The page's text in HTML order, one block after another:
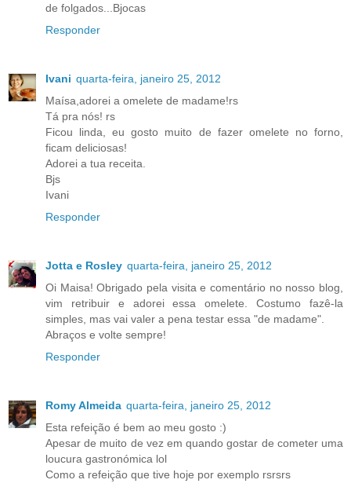
de folgados...Bjocas
Responder
Ivani quarta-feira, janeiro 25, 2012
Maísa,adorei a omelete de madame!rs
Tá pra nós! rs
Ficou linda, eu gosto muito de fazer omelete no forno,
ficam deliciosas!
Adorei a tua receita.
Bjs
Ivani
Responder
Jotta e Rosley quarta-feira, janeiro 25, 2012
Oi Maisa! Obrigado pela visita e comentário no nosso blog,
vim retribuir e adorei essa omelete. Costumo fazê-la
simples, mas vai valer a pena testar essa "de madame".
Abraços e volte sempre!
Responder
Romy Almeida quarta-feira, janeiro 25, 2012
Esta refeição é bem ao meu gosto :)
Apesar de muito de vez em quando gostar de cometer uma
loucura gastronómica lol
Como a refeição que tive hoje por exemplo rsrsrs